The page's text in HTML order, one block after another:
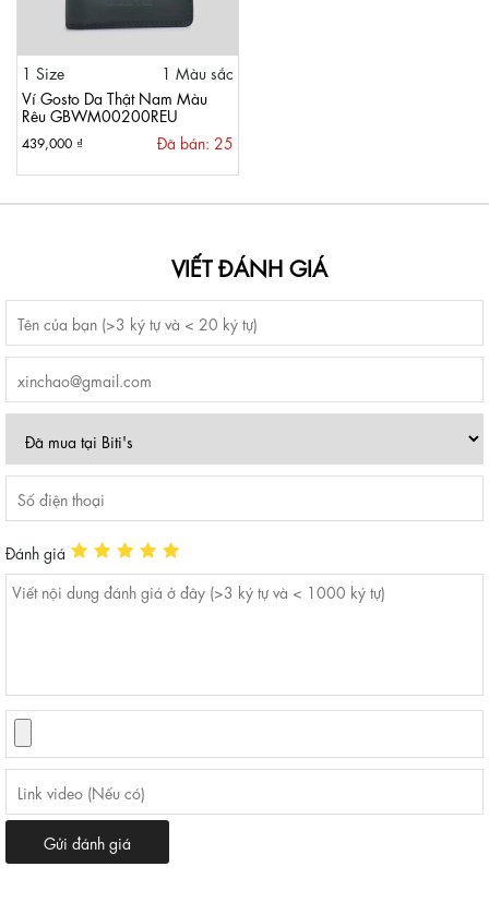
1 Size
1 Màu sắc
Ví Gosto Da Thật Nam Màu
Rêu GBWM00200REU
439,000 ₫ Đã bán: 25
VIẾT ĐÁNH GIÁ
Đánh giá